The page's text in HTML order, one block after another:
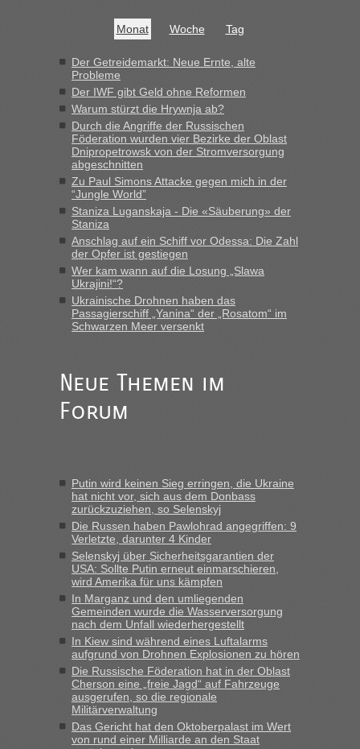
buchbar - warum auch immer ...
Hab´s versucht - bekomme aber immer angezeigt "auf dieser
Strecke fahren wir nicht"
inBerichte und Reisetipps • Re: Mit dem Zug in
die Ukraine
„Man sollte aber explizit dazu schreiben, daß es ein Zug von
LeoExpress ist - und nur auf deren Webseite kann man die
Fahrkarten kaufen. Zumindest ist es die erste Umsteigefreie
Verbindung von Deutschland...“
Recht, Visa und Dokumente • Re: Deklaration
gebrauchter Kleidung beim Zoll
„Vielen Dank, mit einem Briefchen meiner Frau im Gepäck
gab es keine Probleme“
fast 11 Milliarden aufgedeckt
„Am besten wäre natürlich, wenn die Frau mit dabei ist.
Alleinreisende Männer stehen schließlich immer unter
Milliarden aufgedeckt
„Kein Zoll. Du musst an sich nur sagen dass das privat ist
und du nicht damit handeln willst. So lange das nicht
Originalverpackt ist und ersichlich das nicht neu sollte es
keine Probleme geben“
Recht, Visa und Dokumente • Deklaration
gebrauchter Kleidung beim Zoll
„Hallo Leute, ich weiß nicht, ob ich hier richtig bin mit meiner
Anfrage. Ich möchte 4 Umzugskartons mit gebrauchter
Straßen Kleidung bei der Einreise in die Ukraine
mitnehmen. Es ist gebrauchte Kleidung...“
Berichte und Reisetipps • Re: An welchem
Grenzübergang zwischen Polen und der Ukraine geht es am
schnellsten?
Monat Woche Tag
Der Getreidemarkt: Neue Ernte, alte
Probleme
Der IWF gibt Geld ohne Reformen
Warum stürzt die Hrywnja ab?
Durch die Angriffe der Russischen
Föderation wurden vier Bezirke der Oblast
Dnipropetrowsk von der Stromversorgung
abgeschnitten
Zu Paul Simons Attacke gegen mich in der
“Jungle World”
Staniza Luganskaja - Die «Säuberung» der
Staniza
Anschlag auf ein Schiff vor Odessa: Die Zahl
der Opfer ist gestiegen
Wer kam wann auf die Losung „Slawa
Ukrajini!“?
Ukrainische Drohnen haben das
Passagierschiff „Yanina“ der „Rosatom“ im
Schwarzen Meer versenkt
Neue Themen im
Forum
Putin wird keinen Sieg erringen, die Ukraine
hat nicht vor, sich aus dem Donbass
zurückzuziehen, so Selenskyj
Die Russen haben Pawlohrad angegriffen: 9
Verletzte, darunter 4 Kinder
Selenskyj über Sicherheitsgarantien der
USA: Sollte Putin erneut einmarschieren,
wird Amerika für uns kämpfen
In Marganz und den umliegenden
Gemeinden wurde die Wasserversorgung
nach dem Unfall wiederhergestellt
In Kiew sind während eines Luftalarms
aufgrund von Drohnen Explosionen zu hören
Die Russische Föderation hat in der Oblast
Cherson eine „freie Jagd“ auf Fahrzeuge
ausgerufen, so die regionale
Militärverwaltung
Das Gericht hat den Oktoberpalast im Wert
von rund einer Milliarde an den Staat